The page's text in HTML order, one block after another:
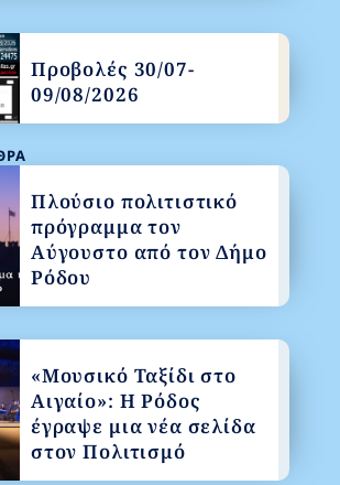
Πλούσιο πολιτιστικό
πρόγραμμα τον
Αύγουστο από τον Δήμο
Ρόδου
«Μουσικό Ταξίδι στο
Αιγαίο»: Η Ρόδος
έγραψε μια νέα σελίδα
στον Πολιτισμό
Προβολές 30/07-
09/08/2026